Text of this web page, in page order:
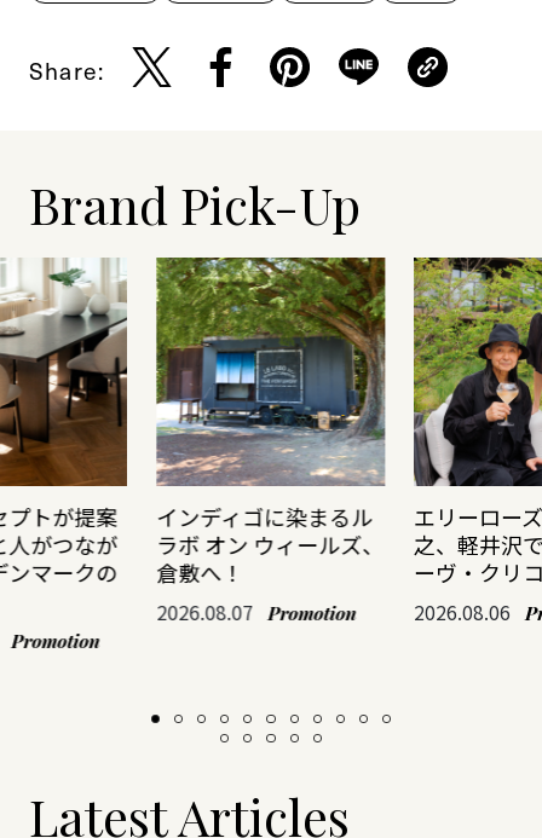
Share:
Brand Pick-Up
プトが提案
人がつなが
ンマークの
Promotion
インディゴに染まるル
ラボ オン ウィールズ、
倉敷へ！
2026.08.07 Promotion
エリーロー
之、軽井沢
ーヴ・クリ
2026.08.06
Latest Articles